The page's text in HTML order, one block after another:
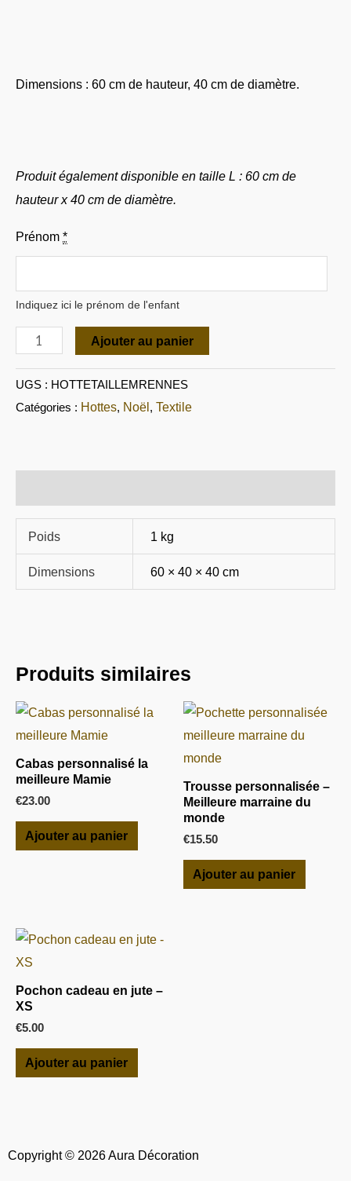
Dimensions : 60 cm de hauteur, 40 cm de diamètre.
Produit également disponible en taille L : 60 cm de
hauteur x 40 cm de diamètre.
Prénom *
Indiquez ici le prénom de l'enfant
Ajouter au panier
UGS : HOTTETAILLEMRENNES
Catégories : Hottes, Noël , Textile
Poids 1 kg
Dimensions 60 × 40 × 40 cm
Produits similaires
Cabas personnalisé la
meilleure Mamie
€23.00
Ajouter au panier
Trousse personnalisée –
Meilleure marraine du
monde
€15.50
Ajouter au panier
Pochon cadeau en jute –
XS
€5.00
Ajouter au panier
Copyright © 2026 Aura Décoration